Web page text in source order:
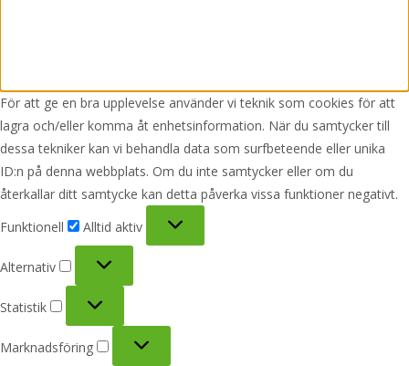
För att ge en bra upplevelse använder vi teknik som cookies för att
lagra och/eller komma åt enhetsinformation. När du samtycker till
dessa tekniker kan vi behandla data som surfbeteende eller unika
ID:n på denna webbplats. Om du inte samtycker eller om du
återkallar ditt samtycke kan detta påverka vissa funktioner negativt.
Funktionell
Alltid aktiv
Alternativ
Statistik
Marknadsföring